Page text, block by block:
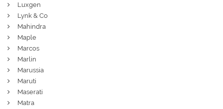
Luxgen
Lynk & Co
Mahindra
Maple
Marcos
Marlin
Marussia
Maruti
Maserati
Matra